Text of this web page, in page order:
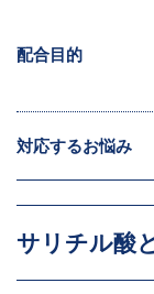
配合目的
対応するお悩み
サリチル酸